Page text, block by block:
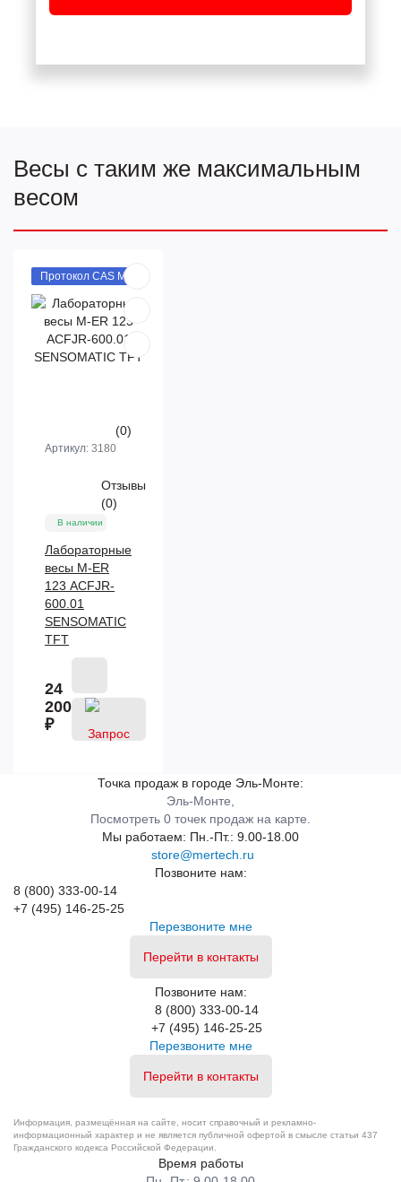
Весы с таким же максимальным
весом
Протокол CAS M
(0)
Артикул: 3180
Отзывы
(0)
В наличии
Лабораторные
весы M-ER
123 АCFJR-
600.01
SENSOMATIC
TFT
24
200
₽
Точка продаж в городе Эль-Монте:
Эль-Монте,
Посмотреть 0 точек продаж на карте.
Мы работаем: Пн.-Пт.: 9.00-18.00
store@mertech.ru
Позвоните нам:
8 (800) 333-00-14
+7 (495) 146-25-25
Перезвоните мне
Перейти в контакты
Позвоните нам:
8 (800) 333-00-14
+7 (495) 146-25-25
Перезвоните мне
Перейти в контакты
Информация, размещённая на сайте, носит справочный и рекламно-
информационный характер и не является публичной офертой в смысле статьи 437
Гражданского кодекса Российской Федерации.
Время работы